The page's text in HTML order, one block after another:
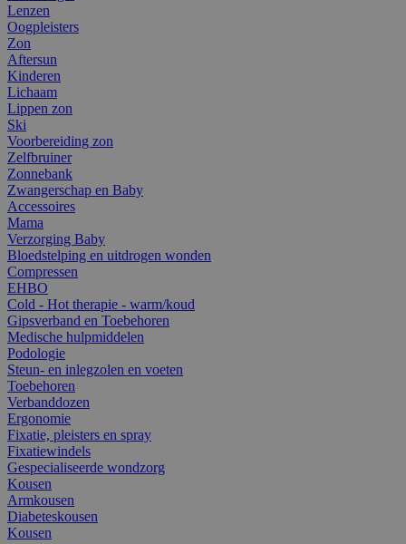
Lenzen
Oogpleisters
Zon
Aftersun
Kinderen
Lichaam
Lippen zon
Ski
Voorbereiding zon
Zelfbruiner
Zonnebank
Zwangerschap en Baby
Accessoires
Mama
Verzorging Baby
Bloedstelping en uitdrogen wonden
Compressen
EHBO
Cold - Hot therapie - warm/koud
Gipsverband en Toebehoren
Medische hulpmiddelen
Podologie
Steun- en inlegzolen en voeten
Toebehoren
Verbanddozen
Ergonomie
Fixatie, pleisters en spray
Fixatiewindels
Gespecialiseerde wondzorg
Kousen
Armkousen
Diabeteskousen
Kousen